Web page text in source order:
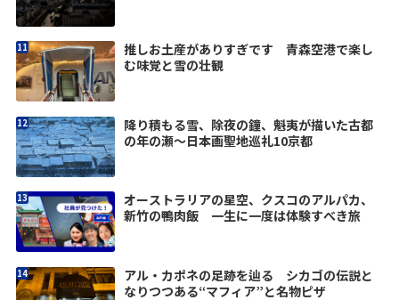
推しお土産がありすぎです 青森空港で楽し
む味覚と雪の壮観
降り積もる雪、除夜の鐘、魁夷が描いた古都
の年の瀬～日本画聖地巡礼10京都
オーストラリアの星空、クスコのアルパカ、
新竹の鴨肉飯 一生に一度は体験すべき旅
アル・カポネの足跡を辿る シカゴの伝説と
なりつつある“マフィア”と名物ピザ